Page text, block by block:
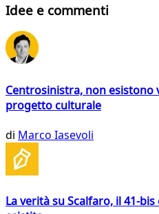
Idee e commenti
Centrosinistra, non esistono
progetto culturale
di Marco Iasevoli
La verità su Scalfaro, il 41-